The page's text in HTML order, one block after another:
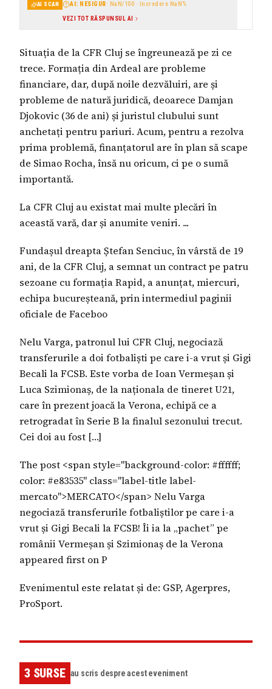
AI SCAN AI: NESIGUR· NaN/100 · încredere NaN%
VEZI TOT RĂSPUNSUL AI
Situația de la CFR Cluj se îngreunează pe zi ce
trece. Formația din Ardeal are probleme
financiare, dar, după noile dezvăluiri, are și
probleme de natură juridică, deoarece Damjan
Djokovic (36 de ani) și juristul clubului sunt
anchetați pentru pariuri. Acum, pentru a rezolva
prima problemă, finanțatorul are în plan să scape
de Simao Rocha, însă nu oricum, ci pe o sumă
importantă.
La CFR Cluj au existat mai multe plecări în
această vară, dar și anumite veniri. ...
Fundașul dreapta Ștefan Senciuc, în vârstă de 19
ani, de la CFR Cluj, a semnat un contract pe patru
sezoane cu formația Rapid, a anunțat, miercuri,
echipa bucureșteană, prin intermediul paginii
oficiale de Faceboo
Nelu Varga, patronul lui CFR Cluj, negociază
transferurile a doi fotbaliști pe care i-a vrut și Gigi
Becali la FCSB. Este vorba de Ioan Vermeșan și
Luca Szimionaș, de la naționala de tineret U21,
care în prezent joacă la Verona, echipă ce a
retrogradat în Serie B la finalul sezonului trecut.
Cei doi au fost […]
The post <span style="background-color: #ffffff;
color: #e83535" class="label-title label-
mercato">MERCATO</span> Nelu Varga
negociază transferurile fotbaliștilor pe care i-a
vrut și Gigi Becali la FCSB! Îi ia la „pachet” pe
românii Vermeșan și Szimionaș de la Verona
appeared first on P
Evenimentul este relatat și de: GSP, Agerpres,
ProSport.
3SURSE au scris despre acest eveniment